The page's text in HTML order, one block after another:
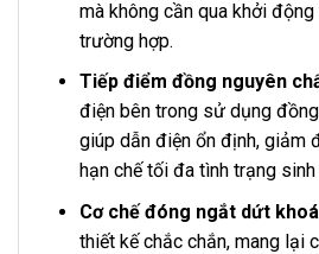
mà không cần qua khởi
trường hợp.
Tiếp điểm đồng nguyên
điện bên trong sử dụng
giúp dẫn điện ổn định, giảm
hạn chế tối đa tình trạng sinh
Cơ chế đóng ngắt dứt
thiết kế chắc chắn, mang lại